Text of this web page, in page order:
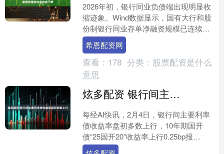
2026年初，银行同业负债端出现明显收
缩迹象。Wind数据显示，国有大行和股
份制银行同业存单净融资规模已连续三
个月为负，且负值逐月扩大；与此同
时，同业存单发行利....
希恩配资网
查看： 178 分类： 股票配资是什么
意思
炫多配资 银行间主要利率债收益率盘初多数上行
每经AI快讯，2月4日，银行间主要利率
债收益率盘初多数上行，10年期国开
债“25国开20”收益率上行0.25bp报
1.9850%，10年期国债“25附息国债16....